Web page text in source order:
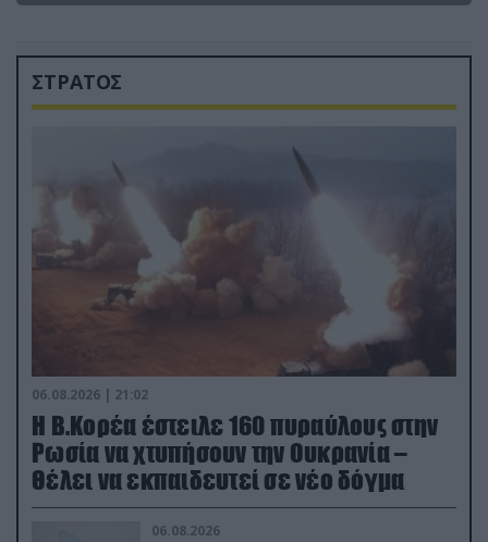
ΣΤΡΑΤΟΣ
06.08.2026 | 21:02
Η Β.Κορέα έστειλε 160 πυραύλους στην
Ρωσία να χτυπήσουν την Ουκρανία –
Θέλει να εκπαιδευτεί σε νέο δόγμα
06.08.2026